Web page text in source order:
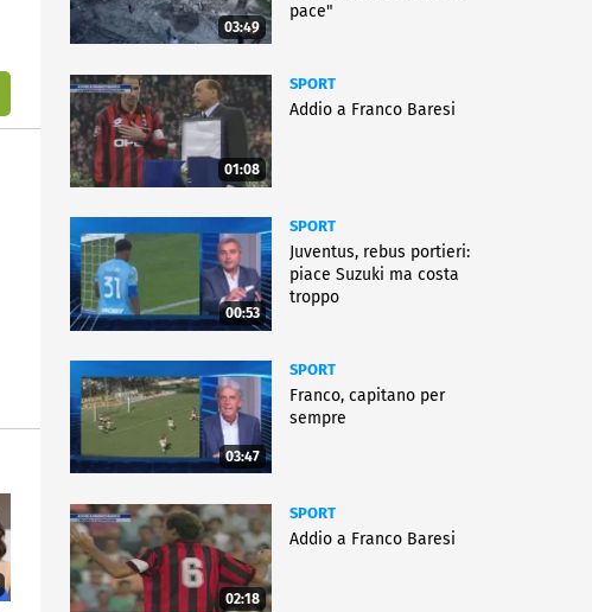
03:49
pace"
01:08
SPORT
Addio a Franco Baresi
00:53
SPORT
Juventus, rebus portieri:
piace Suzuki ma costa
troppo
03:47
SPORT
Franco, capitano per
sempre
02:18
SPORT
Addio a Franco Baresi